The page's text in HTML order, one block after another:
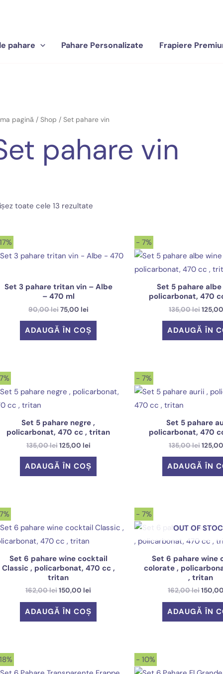
pahare Pahare Personalizate Frapiere
pagină / Shop / Set pahare vin
pahare vin
toate cele 13 rezultate
la
mare
Set 3 pahare tritan vin – Albe
– 470 ml
90,00leiPrețul
a
fost:
90,00 lei.
75,00 leiPrețul
este:
75,00 lei.
ADAUGĂ ÎN COȘ
- 7%
Set 5 pahare albe
policarbonat, 470
135,00leiPrețul
a
fost:
125,00
ADAUGĂ ÎN
Set 5 pahare negre ,
policarbonat, 470 cc , tritan
135,00leiPrețul
a
fost:
135,00 lei.
125,00 leiPrețul
este:
125,00 lei.
ADAUGĂ ÎN COȘ
- 7%
Set 5 pahare
policarbonat, 470
135,00leiPrețul
a
fost:
125,00
ADAUGĂ ÎN
Set 6 pahare wine cocktail
Classic , policarbonat, 470 cc ,
tritan
162,00leiPrețul
a
fost:
162,00 lei.
150,00 lei
150,00 lei.
ADAUGĂ ÎN COȘ
- 7%
OUT OF
Set 6 pahare wine
colorate ,
, tritan
162,00leiPrețul
a
fost:
150,00
ADAUGĂ ÎN
- 10%